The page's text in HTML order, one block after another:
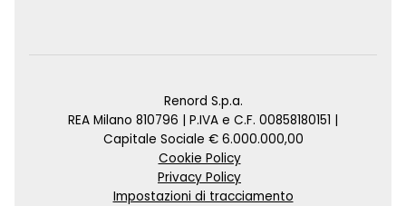
Renord S.p.a.
REA Milano 810796 | P.IVA e C.F. 00858180151 |
Capitale Sociale € 6.000.000,00
Cookie Policy
Privacy Policy
Impostazioni di tracciamento